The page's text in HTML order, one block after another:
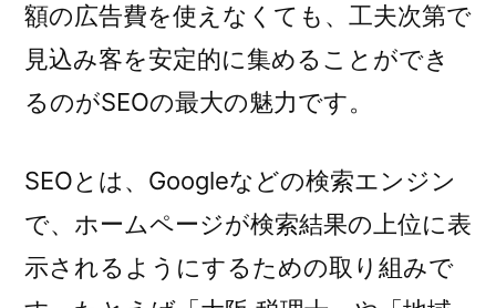
策)
額の広告費を使えなくても、工夫次第で
見込み客を安定的に集めることができ
るのがSEOの最大の魅力です。
SEOとは、Googleなどの検索エンジン
で、ホームページが検索結果の上位に表
示されるようにするための取り組みで